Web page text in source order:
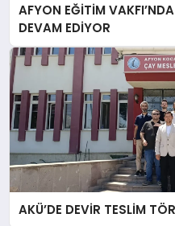
AFYON EĞİTİM
DEVAM EDİYOR
AKÜ’DE DEVİR TESLİM